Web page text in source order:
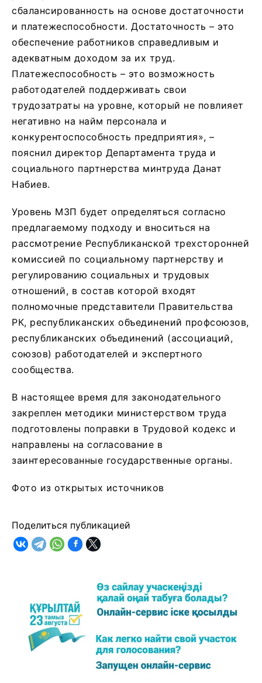
сбалансированность на основе достаточности
и платежеспособности. Достаточность – это
обеспечение работников справедливым и
адекватным доходом за их труд.
Платежеспособность – это возможность
работодателей поддерживать свои
трудозатраты на уровне, который не повлияет
негативно на найм персонала и
конкурентоспособность предприятия», –
пояснил директор Департамента труда и
социального партнерства минтруда Данат
Набиев.
Уровень МЗП будет определяться согласно
предлагаемому подходу и вноситься на
рассмотрение Республиканской трехсторонней
комиссией по социальному партнерству и
регулированию социальных и трудовых
отношений, в состав которой входят
полномочные представители Правительства
РК, республиканских объединений профсоюзов,
республиканских объединений (ассоциаций,
союзов) работодателей и экспертного
сообщества.
В настоящее время для законодательного
закреплен методики министерством труда
подготовлены поправки в Трудовой кодекс и
направлены на согласование в
заинтересованные государственные органы.
Фото из открытых источников
Поделиться публикацией